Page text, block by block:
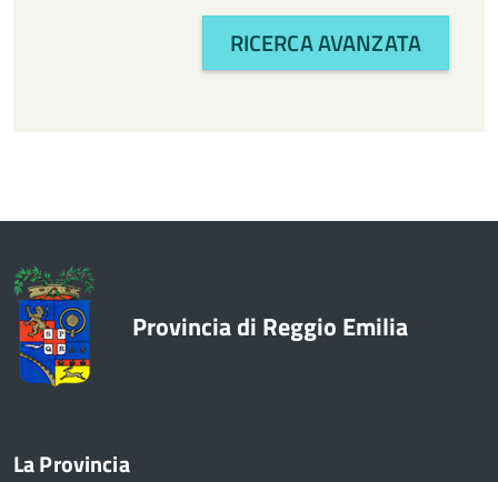
RICERCA AVANZATA
Provincia di Reggio Emilia
La Provincia